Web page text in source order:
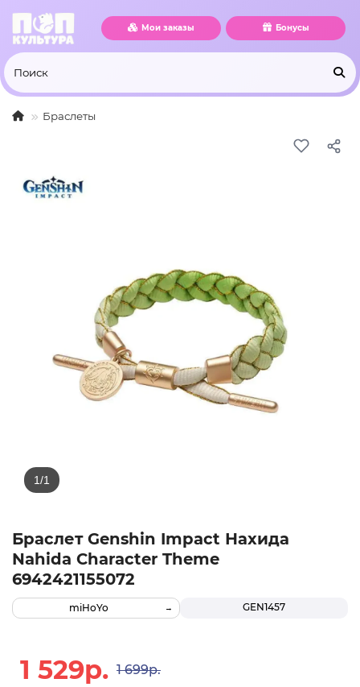
Мои заказы Бонусы
Браслеты
Браслет Genshin Impact Нахида
Nahida Character Theme
6942421155072
GEN1457
miHoYo
1 529р. 1 699р.